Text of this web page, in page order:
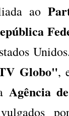
ao
Globo",
Agência